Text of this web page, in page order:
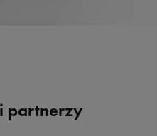
partnerzy